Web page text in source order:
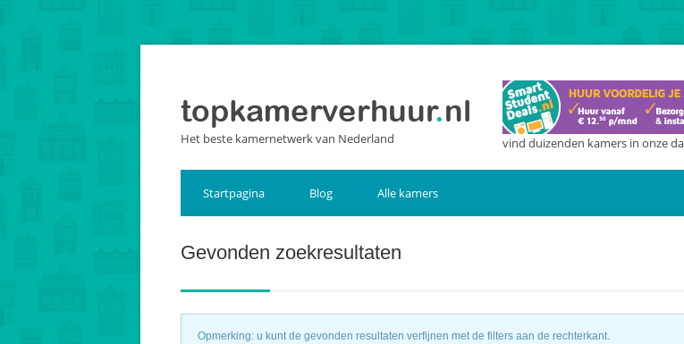
Het beste kamernetwerk van Nederland vind duizenden kamers in onze
Startpagina Blog Alle kamers
Gevonden zoekresultaten
Opmerking: u kunt de gevonden resultaten verfijnen met de filters aan de rechterkant.